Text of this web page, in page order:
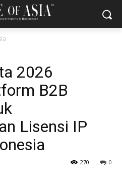
2026
B2B
Lisensi IP
0
270